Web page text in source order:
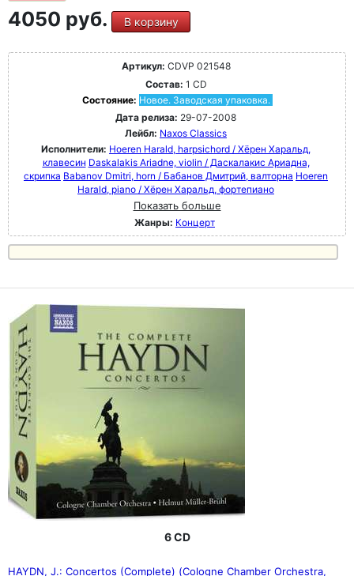
4050 руб. В корзину
Артикул: CDVP 021548
Состав: 1 CD
Состояние: Новое. Заводская упаковка.
Дата релиза: 29-07-2008
Лейбл: Naxos Classics
Исполнители: Hoeren Harald, harpsichord / Хёрен Харальд,
клавесин Daskalakis Ariadne, violin / Даскалакис Ариадна,
скрипка Babanov Dmitri, horn / Бабанов Дмитрий, валторна Hoeren
Harald, piano / Хёрен Харальд, фортепиано
Показать больше
Жанры: Концерт
6 CD
HAYDN, J.: Concertos (Complete) (Cologne Chamber Orchestra,